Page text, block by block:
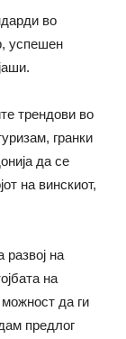
во
успешен
трендови во
гранки
да се
на винскиот,
развој на
на
да ги
предлог